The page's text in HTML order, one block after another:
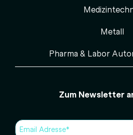
Metall
Pharma & Labor
Zum Newsletter